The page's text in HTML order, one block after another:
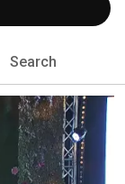
Search